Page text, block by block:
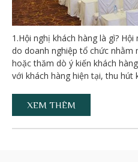
1.Hội nghị khách hàng là gì?
do doanh nghiệp tổ chức
hoặc thăm dò ý kiến khách
với khách hàng hiện tại, thu hút
XEM THÊM